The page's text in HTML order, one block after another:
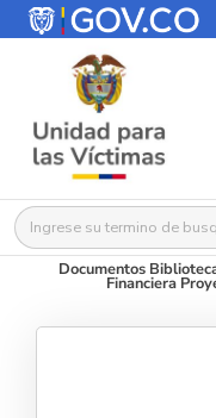
Buscar:
Documentos
Financiera